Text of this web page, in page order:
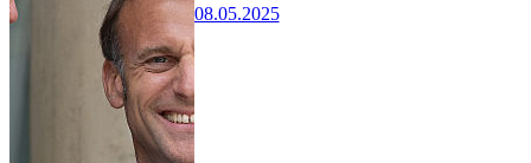
08.05.2025